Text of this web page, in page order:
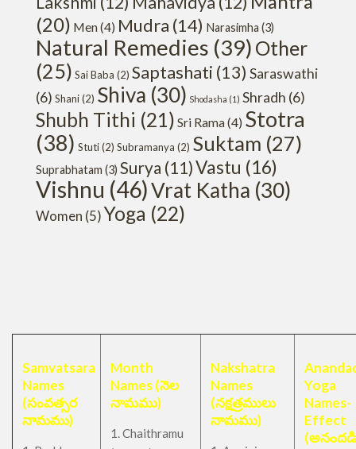
(20) Men(4) Mudra (14) Narasimha (3)
Natural Remedies (39) Other
(25) Sai Baba (2) Saptashati (13) Saraswathi
(6) Shani(2) Shiva (30) Shodasha (1) Shradh (6)
Shubh Tithi (21) Sri Rama(4) Stotra
(38) Stuti(2) Subramanya (2) Suktam (27)
Suprabhatam (3) Surya (11)Vastu (16)
Vishnu (46)Vrat Katha (30)
Women (5)Yoga (22)
Samvatsara
Names
(సంవత్సర
నామము)
Month
Names (నెల
నామము)
1. Chaithramu
Nakshatra
Names
(నక్షత్రములు
నామము)
Yoga
Names-
Effect
(అనందడి